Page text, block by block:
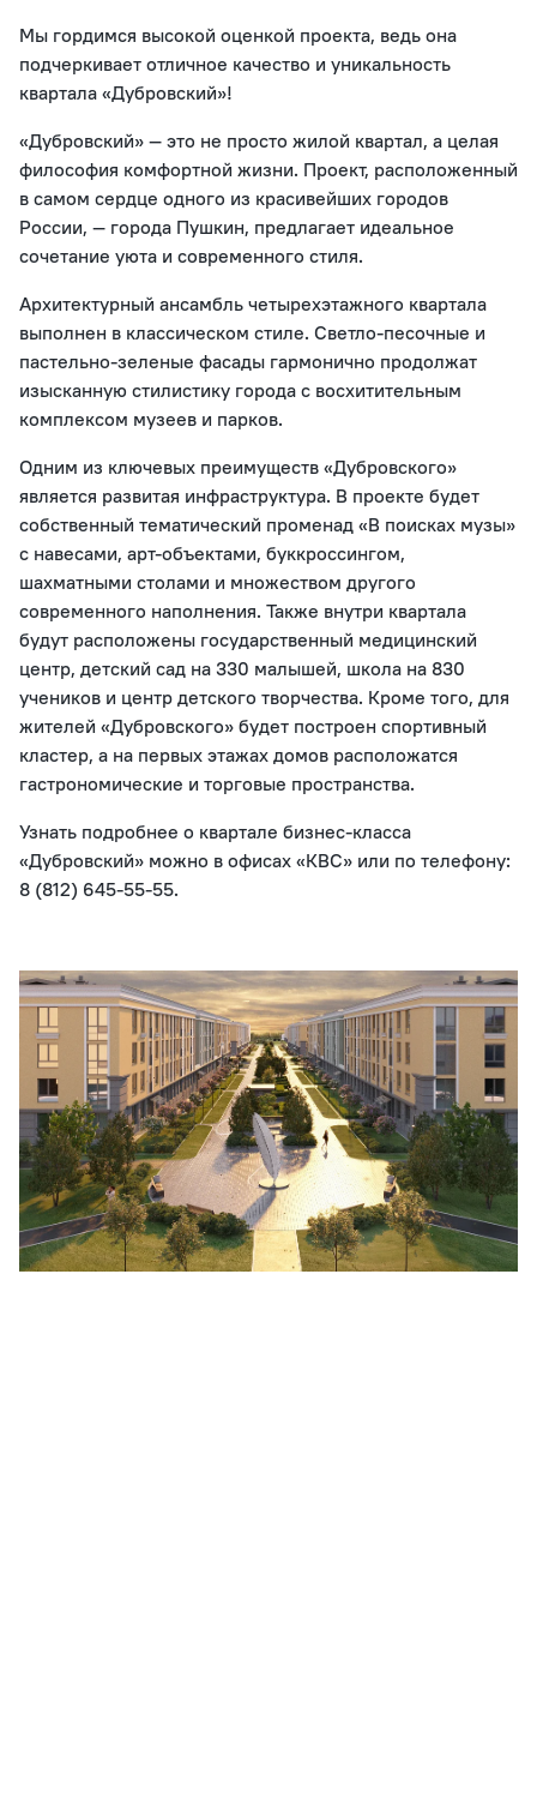
Мы гордимся высокой оценкой проекта, ведь она
подчеркивает отличное качество и уникальность
квартала «Дубровский»!
«Дубровский» — это не просто жилой квартал, а целая
философия комфортной жизни. Проект, расположенный
в самом сердце одного из красивейших городов
России, — города Пушкин, предлагает идеальное
сочетание уюта и современного стиля.
Архитектурный ансамбль четырехэтажного квартала
выполнен в классическом стиле. Светло-песочные и
пастельно-зеленые фасады гармонично продолжат
изысканную стилистику города с восхитительным
комплексом музеев и парков.
Одним из ключевых преимуществ «Дубровского»
является развитая инфраструктура. В проекте будет
собственный тематический променад «В поисках музы»
с навесами, арт-объектами, буккроссингом,
шахматными столами и множеством другого
современного наполнения. Также внутри квартала
будут расположены государственный медицинский
центр, детский сад на 330 малышей, школа на 830
учеников и центр детского творчества. Кроме того, для
жителей «Дубровского» будет построен спортивный
кластер, а на первых этажах домов расположатся
гастрономические и торговые пространства.
Узнать подробнее о квартале бизнес-класса
«Дубровский» можно в офисах «КВС» или по телефону:
8 (812) 645-55-55.